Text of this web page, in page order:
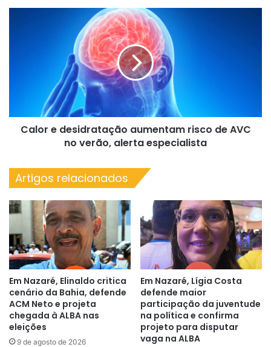
verão,
alertaCalor e desidratação aumentam risco de AVC
no verão, alerta especialista
Artigos relacionados
Em Nazaré, Elinaldo critica
cenário da Bahia, defende
ACM Neto e projeta
chegada à ALBA nas
eleições
9 de agosto de 2026
Em Nazaré, Lígia Costa
defende maior
participação da juventude
na política e confirma
projeto para disputar
vaga na ALBA